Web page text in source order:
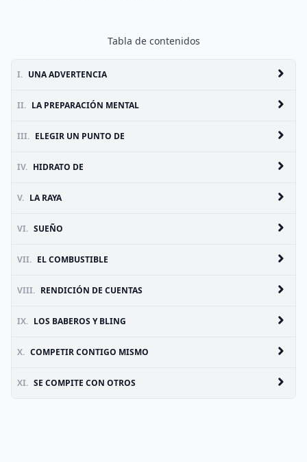
Tabla de contenidos
I. UNA ADVERTENCIA
II. LA PREPARACIÓN MENTAL
III. ELEGIR UN PUNTO DE
IV. HIDRATO DE
V. LA RAYA
VI. SUEÑO
VII. EL COMBUSTIBLE
VIII. RENDICIÓN DE CUENTAS
IX. LOS BABEROS Y BLING
X. COMPETIR CONTIGO MISMO
XI. SE COMPITE CON OTROS